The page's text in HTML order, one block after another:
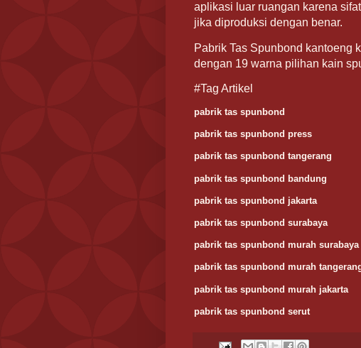
aplikasi luar ruangan karena
jika diproduksi dengan benar.
Pabrik Tas Spunbond kantoeng
dengan 19 warna pilihan kain
#Tag Artikel
pabrik tas spunbond
pabrik tas spunbond press
pabrik tas spunbond tangerang
pabrik tas spunbond bandung
pabrik tas spunbond jakarta
pabrik tas spunbond surabaya
pabrik tas spunbond murah
pabrik tas spunbond murah
pabrik tas spunbond murah jakarta
pabrik tas spunbond serut